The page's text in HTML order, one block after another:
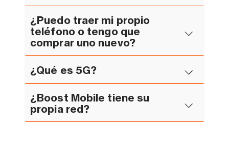
¿Puedo traer mi propio
teléfono o tengo que
comprar uno nuevo?
¿Qué es 5G?
¿Boost Mobile tiene su
propia red?